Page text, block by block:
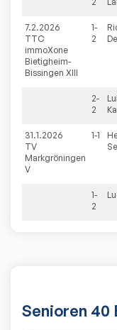
7.2.2026
TTC
immoXone
Bietigheim-
Bissingen XIII
1-
2
2-
2
31.1.2026
TV
Markgröningen
V
1-1
1-
2
Senioren 40